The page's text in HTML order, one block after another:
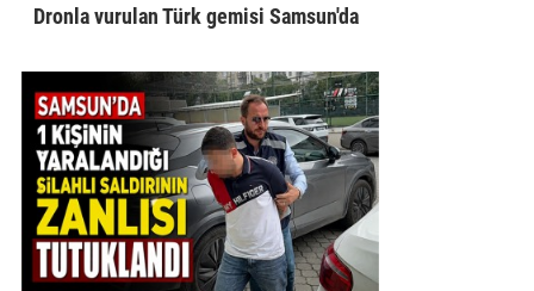
Dronla vurulan Türk gemisi Samsun'da